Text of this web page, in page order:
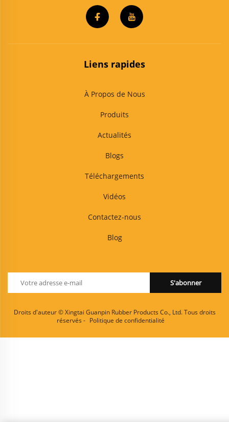
Liens rapides
À Propos de Nous
Produits
Actualités
Blogs
Téléchargements
Vidéos
Contactez-nous
Blog
S'abonner
Droits d'auteur © Xingtai Guanpin Rubber Products Co., Ltd. Tous droits
réservés - Politique de confidentialité